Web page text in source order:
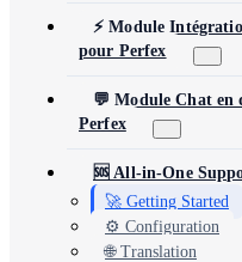
Español
Français
Português
العربية
简体中文
Русский
Türkçe
Parcourir tous les produits
⚡ Module
pour Perfex
💬 Module Chat en
Perfex
🆘 All-in-One
🚀 Getting Started
⚙️ Configuration
🌐 Translation